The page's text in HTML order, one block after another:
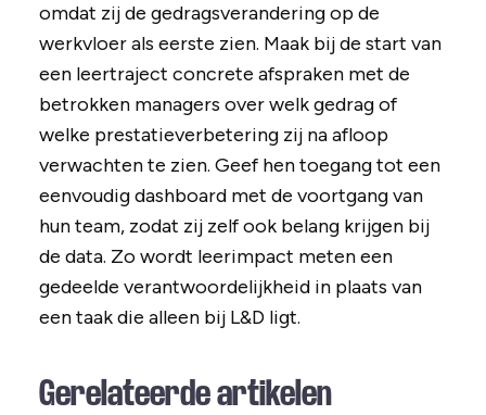
omdat zij de gedragsverandering op de
werkvloer als eerste zien. Maak bij de start van
een leertraject concrete afspraken met de
betrokken managers over welk gedrag of
welke prestatieverbetering zij na afloop
verwachten te zien. Geef hen toegang tot een
eenvoudig dashboard met de voortgang van
hun team, zodat zij zelf ook belang krijgen bij
de data. Zo wordt leerimpact meten een
gedeelde verantwoordelijkheid in plaats van
een taak die alleen bij L&D ligt.
Gerelateerde artikelen